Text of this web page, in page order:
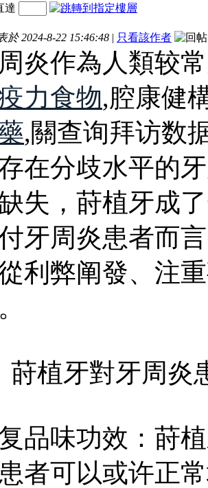
達
於 2024-8-22 15:46:48 | 只看該作者
炎作為人類较
力食物,腔康健
,關查询拜访数
在分歧水平的
失，莳植牙成
牙周炎患者而
利弊阐發、注
莳植牙對牙周炎
品味功效：莳
者可以或许正